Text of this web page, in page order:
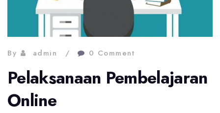
By admin 0 Comment
Pelaksanaan Pembelajaran
Online